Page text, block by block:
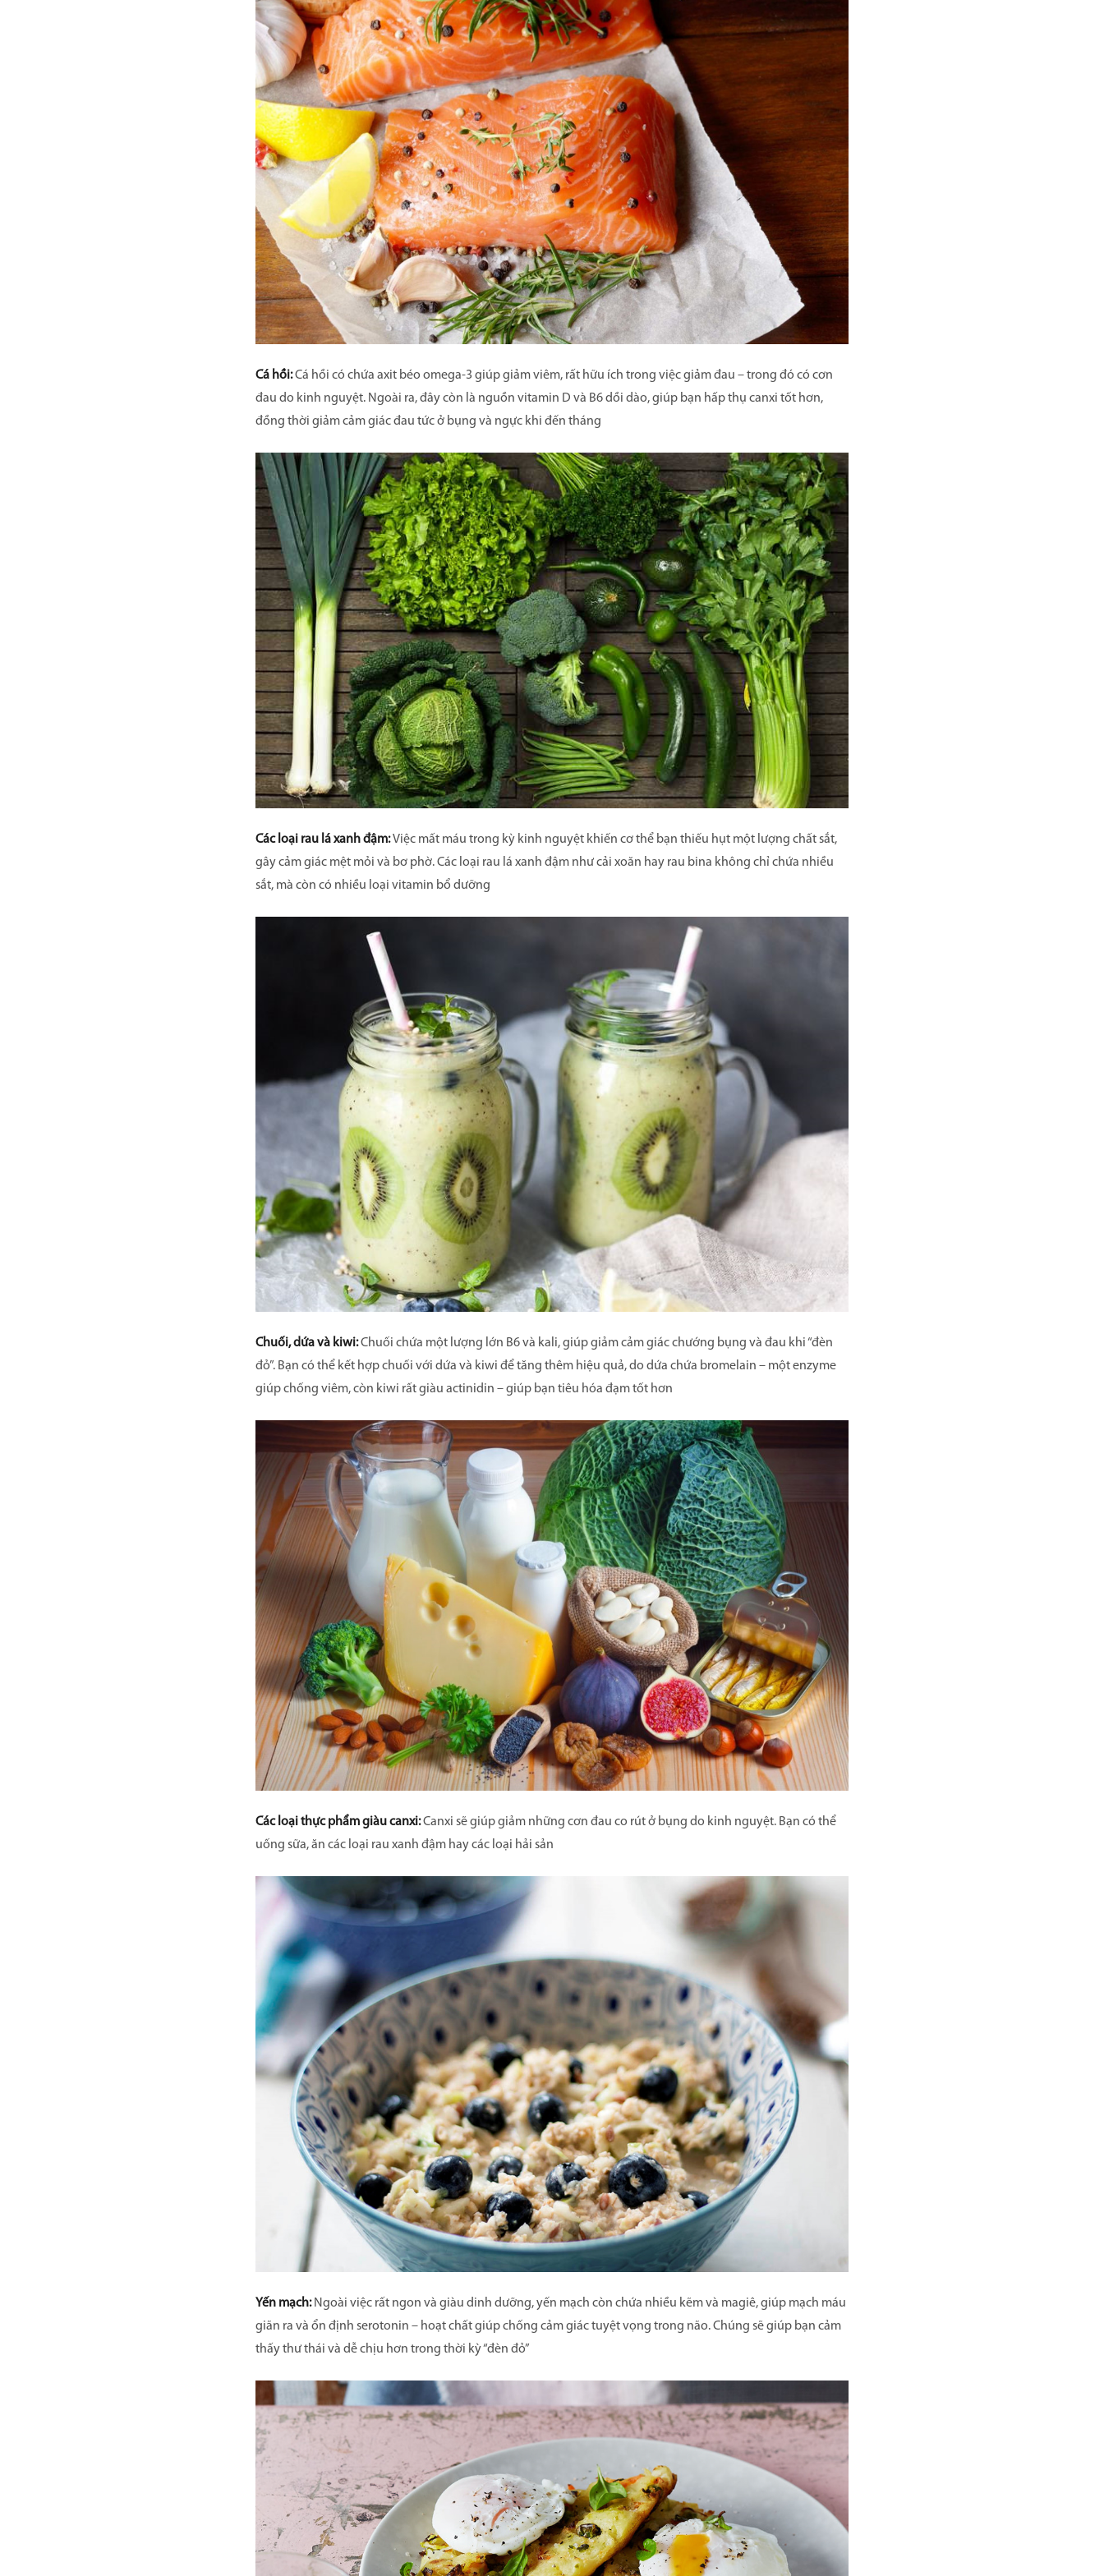
Cá hồi:Cá hồi có chứa axit béo omega-3 giúp giảm viêm, rất hữu ích trong việc giảm đau – trong đó có cơn
đau do kinh nguyệt. Ngoài ra, đây còn là nguồn vitamin D và B6 dồi dào, giúp bạn hấp thụ canxi tốt hơn,
đồng thời giảm cảm giác đau tức ở bụng và ngực khi đến tháng
Các loại rau lá xanh đậm:Việc mất máu trong kỳ kinh nguyệt khiến cơ thể bạn thiếu hụt một lượng chất sắt,
gây cảm giác mệt mỏi và bơ phờ. Các loại rau lá xanh đậm như cải xoăn hay rau bina không chỉ chứa nhiều
sắt, mà còn có nhiều loại vitamin bổ dưỡng
Chuối, dứa và kiwi:Chuối chứa một lượng lớn B6 và kali, giúp giảm cảm giác chướng bụng và đau khi “đèn
đỏ”. Bạn có thể kết hợp chuối với dứa và kiwi để tăng thêm hiệu quả, do dứa chứa bromelain – một enzyme
giúp chống viêm, còn kiwi rất giàu actinidin – giúp bạn tiêu hóa đạm tốt hơn
Các loại thực phẩm giàu canxi:Canxi sẽ giúp giảm những cơn đau co rút ở bụng do kinh nguyệt. Bạn có thể
uống sữa, ăn các loại rau xanh đậm hay các loại hải sản
Yến mạch: Ngoài việc rất ngon và giàu dinh dưỡng, yến mạch còn chứa nhiều kẽm và magiê, giúp mạch máu
giãn ra và ổn định serotonin – hoạt chất giúp chống cảm giác tuyệt vọng trong não. Chúng sẽ giúp bạn cảm
thấy thư thái và dễ chịu hơn trong thời kỳ “đèn đỏ”